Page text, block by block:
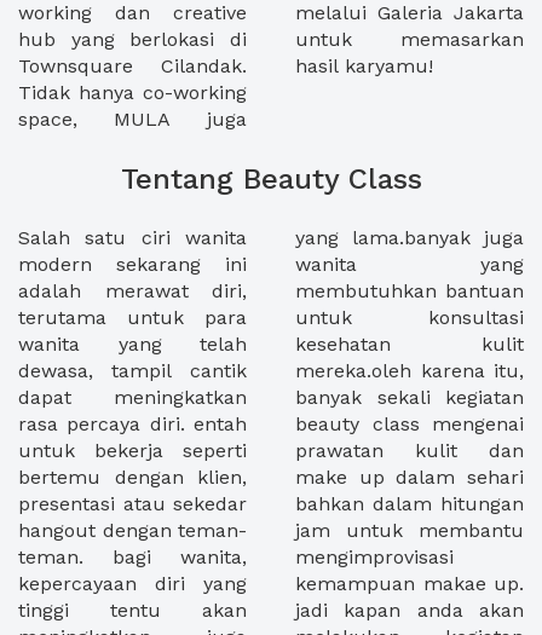
working dan creative
hub yang berlokasi di
Townsquare Cilandak.
Tidak hanya co-working
space, MULA juga
melalui Galeria Jakarta
untuk memasarkan
hasil karyamu!
Tentang Beauty Class
Salah satu ciri wanita
modern sekarang ini
adalah merawat diri,
terutama untuk para
wanita yang telah
dewasa, tampil cantik
dapat meningkatkan
rasa percaya diri. entah
untuk bekerja seperti
bertemu dengan klien,
presentasi atau sekedar
hangout dengan teman-
teman. bagi wanita,
kepercayaan diri yang
tinggi tentu akan
yang lama.banyak juga
wanita yang
membutuhkan bantuan
untuk konsultasi
kesehatan kulit
mereka.oleh karena itu,
banyak sekali kegiatan
beauty class mengenai
prawatan kulit dan
make up dalam sehari
bahkan dalam hitungan
jam untuk membantu
mengimprovisasi
kemampuan makae up.
jadi kapan anda akan